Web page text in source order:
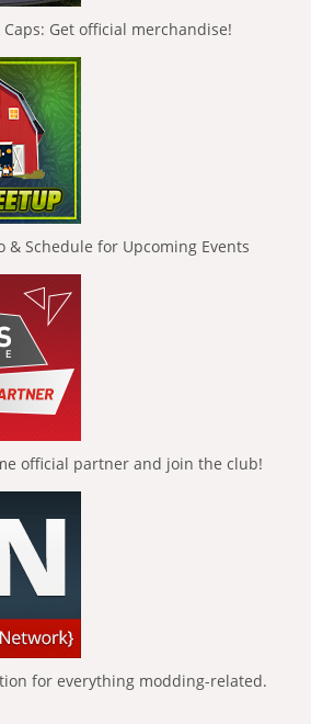
Get official merchandise!
& Schedule for Upcoming Events
official partner and join the club!
for everything modding-related.